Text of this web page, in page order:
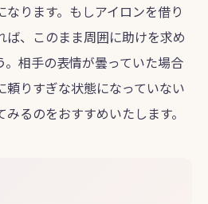
ります。もしアイロンを借り
ば、このまま周囲に助けを求め
。相手の表情が曇っていた場合
頼りすぎな状態になっていない
るのをおすすめいたします。